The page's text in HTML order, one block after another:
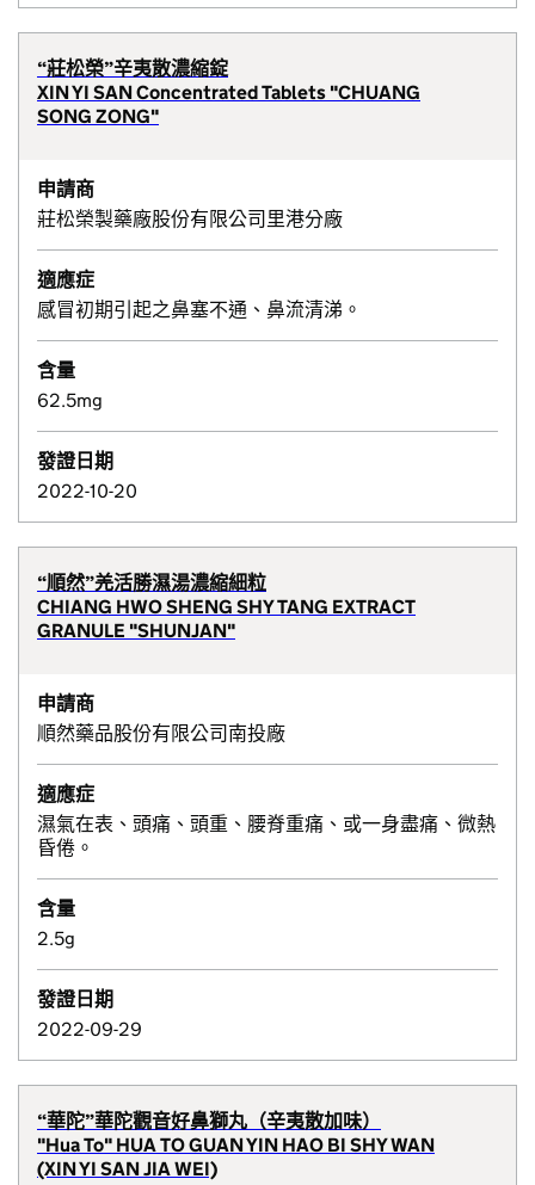
“莊松榮”辛夷散濃縮錠
XIN YI SAN Concentrated Tablets "CHUANG
SONG ZONG"
申請商
莊松榮製藥廠股份有限公司里港分廠
適應症
感冒初期引起之鼻塞不通、鼻流清涕。
含量
62.5mg
發證日期
2022-10-20
“順然”羌活勝濕湯濃縮細粒
CHIANG HWO SHENG SHY TANG EXTRACT
GRANULE "SHUNJAN"
申請商
順然藥品股份有限公司南投廠
適應症
濕氣在表、頭痛、頭重、腰脊重痛、或一身盡痛、微熱
昏倦。
含量
2.5g
發證日期
2022-09-29
“華陀”華陀觀音好鼻獅丸（辛夷散加味）
"Hua To" HUA TO GUAN YIN HAO BI SHY WAN
(XIN YI SAN JIA WEI)